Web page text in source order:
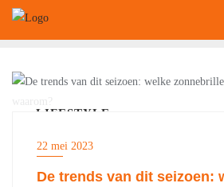
inhoud
LIFESTYLE
22 mei 2023
De trends van dit seizoen: